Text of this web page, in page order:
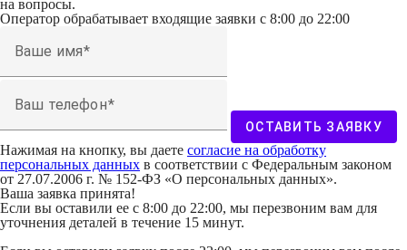
на вопросы.
Оператор обрабатывает входящие заявки с 8:00 до 22:00
Ваше имя
Ваш телефон
ОСТАВИТЬ ЗАЯВКУ
Нажимая на кнопку, вы даете согласие на обработку
персональных данных в соответствии с Федеральным законом
от 27.07.2006 г. № 152-ФЗ «О персональных данных».
Ваша заявка принята!
Если вы оставили ее с 8:00 до 22:00, мы перезвоним вам для
уточнения деталей в течение 15 минут.